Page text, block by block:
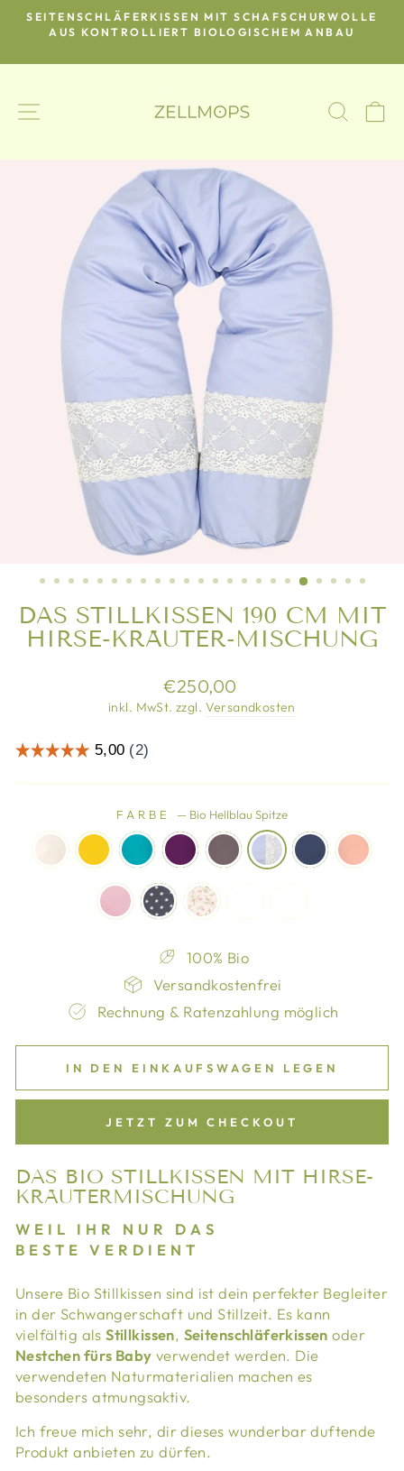
Direkt
Pause
Diashow
SEITENSCHLÄFERKISSEN MIT SCHAFSCHURWOLLE
AUS KONTROLLIERT BIOLOGISCHEM ANBAU
SEITENNAVIGATION
DAS STILLKISSEN 190 CM MIT
HIRSE-KRÄUTER-MISCHUNG
Normaler
Preis
€250,00
inkl. MwSt. zzgl. Versandkosten
FARBE — Bio Hellblau Spitze
100% Bio
Versandkostenfrei
Rechnung & Ratenzahlung möglich
IN DEN EINKAUFSWAGEN LEGEN
JETZT ZUM CHECKOUT
DAS BIO STILLKISSEN MIT HIRSE-
KRÄUTERMISCHUNG
WEIL IHR NUR DAS
BESTE VERDIENT
Unsere Bio Stillkissen sind ist dein perfekter Begleiter
in der Schwangerschaft und Stillzeit. Es kann
vielfältig alsStillkissen, Seitenschläferkissen oder
Nestchen fürs Baby verwendet werden. Die
verwendeten Naturmaterialien machen es
besonders atmungsaktiv.
Ich freue mich sehr, dir dieses wunderbar duftende
Produkt anbieten zu dürfen.